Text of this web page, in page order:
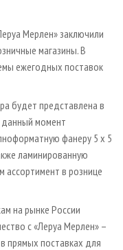
Мерлен» заключили
магазины. В
ежегодных поставок
будет представлена в
данный момент
фанеру 5 х 5
ламинированную
ассортимент в рознице
на рынке России
с «Леруа Мерлен» –
прямых поставках для